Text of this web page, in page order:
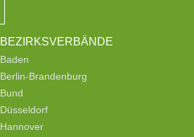
BEZIRKSVERBÄNDE
Baden
Berlin-Brandenburg
Bund
Düsseldorf
Hannover